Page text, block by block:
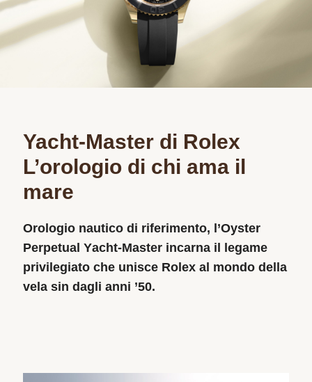
Yacht‑Master di Rolex
L’orologio di chi ama il
mare
Orologio nautico di riferimento, l’Oyster
Perpetual Yacht‑Master incarna il legame
privilegiato che unisce Rolex al mondo della
vela sin dagli anni ’50.